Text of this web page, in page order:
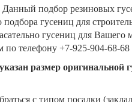
Данный подбор резиновых
подбора гусениц для
гусениц для Вашего
по телефону +7-925-904-68-68
размер оригинальной
с типом посадки